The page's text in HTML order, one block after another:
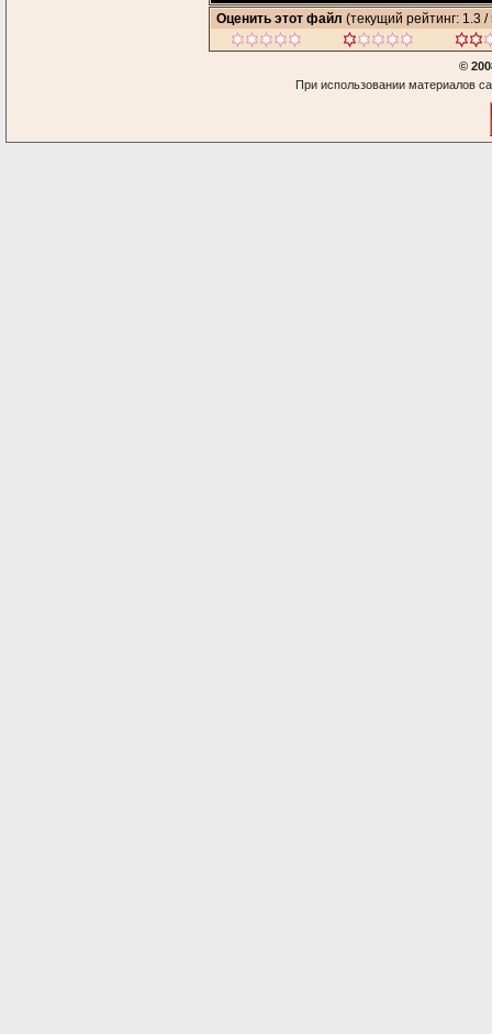
Оценить этот файл (текущий рейтинг: 1.3 /
©
При использовании материалов